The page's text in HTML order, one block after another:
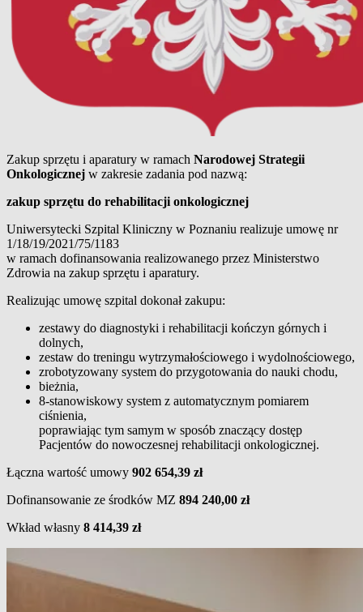
Zakup sprzętu i aparatury w ramach Narodowej Strategii
Onkologicznej w zakresie zadania pod nazwą:
zakup sprzętu do rehabilitacji onkologicznej
Uniwersytecki Szpital Kliniczny w Poznaniu realizuje umowę nr
1/18/19/2021/75/1183
w ramach dofinansowania realizowanego przez Ministerstwo
Zdrowia na zakup sprzętu i aparatury.
Realizując umowę szpital dokonał zakupu:
zestawy do diagnostyki i rehabilitacji kończyn górnych i
dolnych,
zestaw do treningu wytrzymałościowego i wydolnościowego,
zrobotyzowany system do przygotowania do nauki chodu,
bieżnia,
8-stanowiskowy system z automatycznym pomiarem
ciśnienia,
poprawiając tym samym w sposób znaczący dostęp
Pacjentów do nowoczesnej rehabilitacji onkologicznej.
Łączna wartość umowy 902 654,39 zł
Dofinansowanie ze środków MZ 894 240,00 zł
Wkład własny 8 414,39 zł